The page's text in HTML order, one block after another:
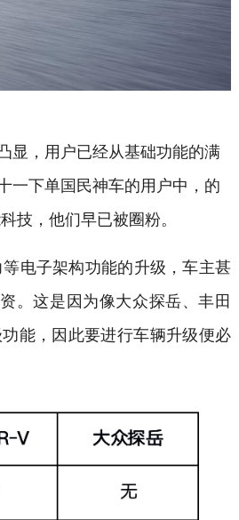
显，用户已经从基础功能的满
一下单国民神车的用户中，的
技，他们早已被圈粉。
电子架构功能的升级，车主甚
。这是因为像大众探岳、丰田
能，因此要进行车辆升级便必